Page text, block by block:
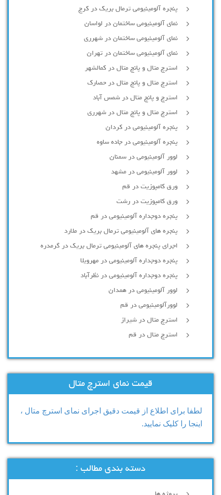
پنجره آلومینیومی ترمال بریک در کرج
نمای آلومینیومی ساختمان در لواسان
نمای آلومینیومی ساختمان در شهرری
نمای آلومینیومی ساختمان در تهران
استرچ متال و پانچ متال در کمالشهر
استرچ متال و پانچ متال در حصارك
استرچ و پانچ متال در شمس آباد
استرچ متال و پانچ متال در شهرری
پنجره آلومینیومی در کردان
پنجره آلومینیومی در جاده ساوه
لوور آلومینیومی در سمنان
لوور آلومینیومی در مشهد
ورق کامپوزیت در قم
ورق کامپوزیت در رشت
پنجره دوجداره آلومينيومی در قم
پنجره های آلومینیومی ترمال بریک در ملارد
اجرای پنجره های آلومینیومی ترمال بریک در گرمدره
پنجره دوجداره آلومینیومی در مهرویلا
پنجره دوجداره آلومینیومی در نظرآباد
لوور آلومینیومی در همدان
لوورآلومینیومی در قم
استرچ متال در شیراز
استرچ متال در قم
قیمت نمای استرچ متال
لطفا برای اطلاع از قیمت دقیق اجرای نمای استرچ متال ،
اینجا را کلیک نمایید.
دسته بندی مطالب :